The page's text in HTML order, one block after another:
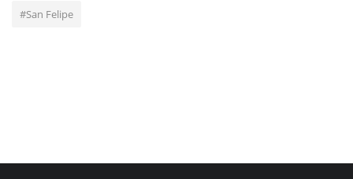
#San Felipe